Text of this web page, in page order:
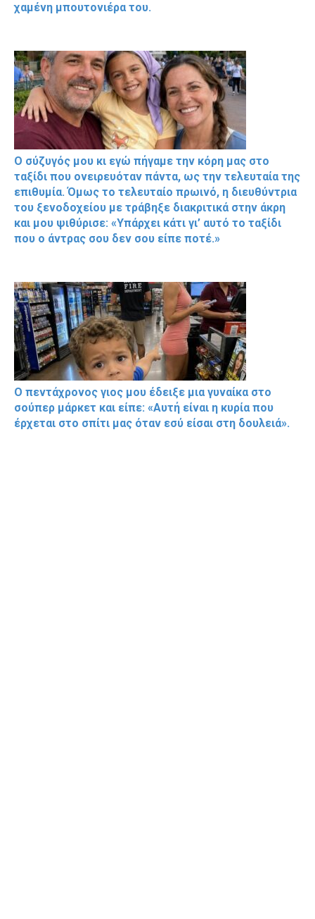
χαμένη μπουτονιέρα του.
Ο σύζυγός μου κι εγώ πήγαμε την κόρη μας στο
ταξίδι που ονειρευόταν πάντα, ως την τελευταία της
επιθυμία. Όμως το τελευταίο πρωινό, η διευθύντρια
του ξενοδοχείου με τράβηξε διακριτικά στην άκρη
και μου ψιθύρισε: «Υπάρχει κάτι γι’ αυτό το ταξίδι
που ο άντρας σου δεν σου είπε ποτέ.»
Ο πεντάχρονος γιος μου έδειξε μια γυναίκα στο
σούπερ μάρκετ και είπε: «Αυτή είναι η κυρία που
έρχεται στο σπίτι μας όταν εσύ είσαι στη δουλειά».